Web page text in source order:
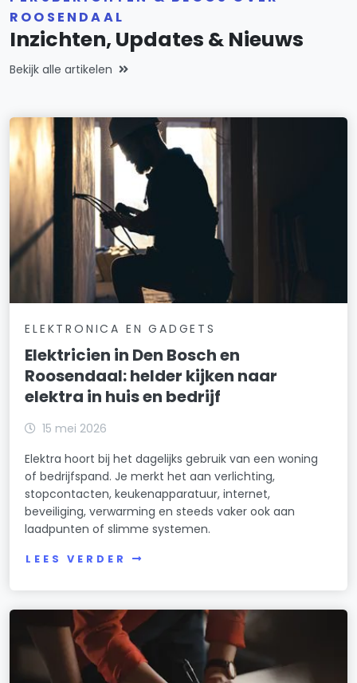
ROOSENDAAL
Inzichten, Updates & Nieuws
Bekijk alle artikelen
ELEKTRONICA EN GADGETS
Elektricien in Den Bosch en
Roosendaal: helder kijken naar
elektra in huis en bedrijf
15 mei 2026
Elektra hoort bij het dagelijks gebruik van een woning
of bedrijfspand. Je merkt het aan verlichting,
stopcontacten, keukenapparatuur, internet,
beveiliging, verwarming en steeds vaker ook aan
laadpunten of slimme systemen.
LEES VERDER